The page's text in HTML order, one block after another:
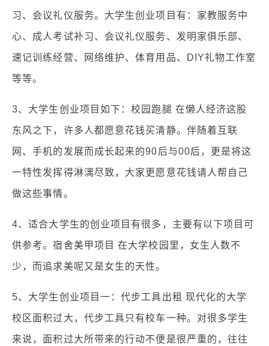
习、会议礼仪服务。大学生创业项目有：家教服务中
心、成人考试补习、会议礼仪服务、发明家俱乐部、
速记训练经营、网络维护、体育用品、DIY礼物工作室
等等。
3、大学生创业项目如下：校园跑腿 在懒人经济这股
东风之下，许多人都愿意花钱买清静。伴随着互联
网、手机的发展而成长起来的90后与00后，更是将这
一特性发挥得淋漓尽致，大家更愿意花钱请人帮自己
做这些事情。
4、适合大学生的创业项目有很多，主要有以下项目可
供参考。宿舍美甲项目 在大学校园里，女生人数不
少，而追求美呢又是女生的天性。
5、大学生创业项目一：代步工具出租 现代化的大学
校区面积过大，代步工具只有校车一种。对很多学生
来说，面积过大所带来的行动不便是很严重的，往往